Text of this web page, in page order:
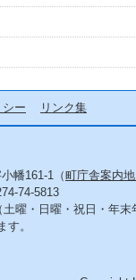
ー リンク集
幡161-1（町庁舎案内
74-5813
曜・日曜・祝日・年末
。